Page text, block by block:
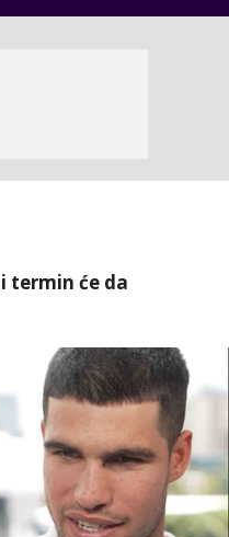
termin će da